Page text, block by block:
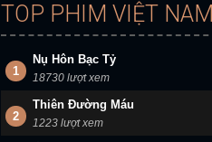
TOP PHIM VIỆT NAM
1
Nụ Hôn Bạc Tỷ
18730 lượt xem
2
Thiên Đường Máu
1223 lượt xem